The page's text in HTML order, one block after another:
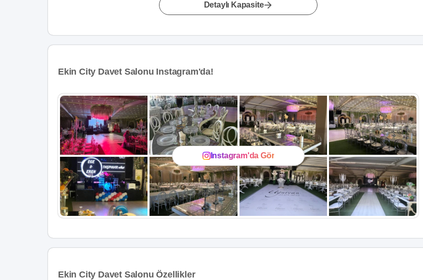
Detaylı Kapasite
Ekin City Davet Salonu Instagram'da!
Instagram'da Gör
Ekin City Davet Salonu Özellikler